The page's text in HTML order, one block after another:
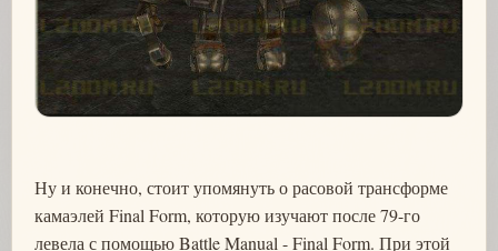
Ну и конечно, стоит упомянуть о расовой трансформе
камаэлей Final Form, которую изучают после 79-го
левела с помощью Battle Manual - Final Form. При этой